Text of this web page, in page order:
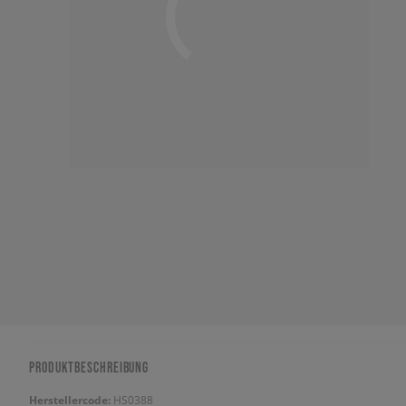
PRODUKTBESCHREIBUNG
Herstellercode: HS0388